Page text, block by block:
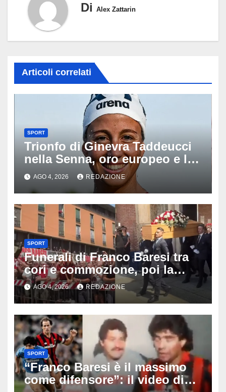
Di Alex Zattarin
Articoli correlati
SPORT
Trionfo di Ginevra Taddeucci
nella Senna, oro europeo e la
stoccata sul fiume di Parigi:
‘Era bella zozza’
AGO 4, 2026 REDAZIONE
SPORT
Funerali di Franco Baresi tra
cori e commozione, poi la
bufera su La Russa: tifosi del
Milan furiosi
AGO 4, 2026 REDAZIONE
SPORT
“Franco Baresi è il massimo
come difensore”: il video di